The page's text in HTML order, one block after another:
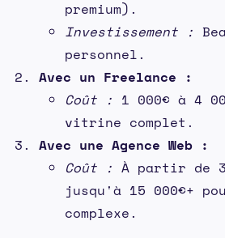
premium).
Investissement :
personnel.
Avec un Freelance :
Coût : 1 000€ à 4
vitrine complet.
Avec une Agence Web :
Coût : À partir de
jusqu'à 15 000€+
complexe.